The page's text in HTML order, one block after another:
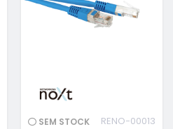
SEM STOCK RENO-00013